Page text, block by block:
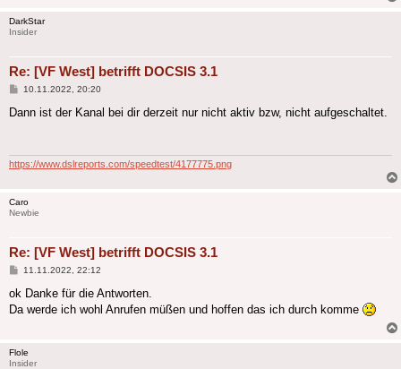
DarkStar
Insider
Re: [VF West] betrifft DOCSIS 3.1
Beitrag
10.11.2022, 20:20
Dann ist der Kanal bei dir derzeit nur nicht aktiv bzw, nicht aufgeschaltet.
https://www.dslreports.com/speedtest/4177775.png
Caro
Newbie
Re: [VF West] betrifft DOCSIS 3.1
Beitrag
11.11.2022, 22:12
ok Danke für die Antworten.
Da werde ich wohl Anrufen müßen und hoffen das ich durch komme
Flole
Insider